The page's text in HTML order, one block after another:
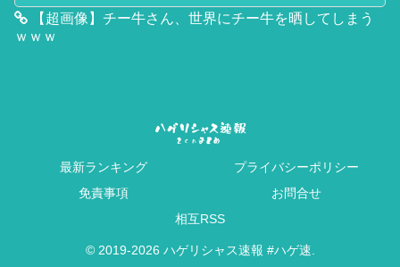
【超画像】チー牛さん、世界にチー牛を晒してしまう
ｗｗｗ
最新ランキング
プライバシーポリシー
免責事項
お問合せ
相互RSS
© 2019-2026 ハゲリシャス速報 #ハゲ速.